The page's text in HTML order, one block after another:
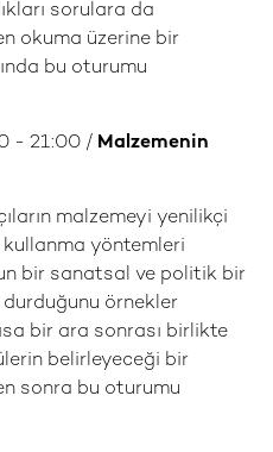
sorulara da
okuma üzerine bir
bu oturumu
- 21:00 / Malzemenin
malzemeyi yenilikçi
yöntemleri
bir sanatsal ve politik bir
örnekler
bir ara sonrası birlikte
belirleyeceği bir
sonra bu oturumu